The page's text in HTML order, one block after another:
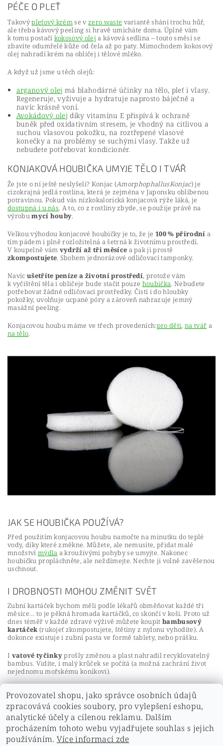
PÉČE O PLEŤ
Takovýpleťový krémse vzero waste variantě shání trochu hůř,
ale třeba kávový peeling si hravě umícháte doma. Úplně vám
k tomu postačí kokosový olej a kávová sedlina – touto směsí se
zbavíte odumřelé kůže od čela až po paty. Mimochodem kokosový
olej nahradí krém na obličej i tělové mléko.
A když už jsme u těch olejů:
arganový olej má blahodárné účinky na tělo, pleť i vlasy.
Regeneruje, vyživuje a hydratuje naprosto báječně a
navíc krásně voní.
Avokádový olej díky vitamínu E přispívá k ochraně
buněk před oxidativním stresem, je vhodný na citlivou a
suchou vlasovou pokožku, na roztřepené vlasové
konečky a na problémy se suchými vlasy. Takže už
nebudete potřebovat kondicionér.
KONJAKOVÁ HOUBIČKA UMYJE TĚLO I TVÁŘ
Že jste o ní ještě neslyšeli? Konjac (AmorphophallusKonjac) je
cizokrajná jedlá rostlina, která je zejména v Japonsku oblíbenou
potravinou. Pokud vás nízkokalorická konjacová rýže láká, je
dostupná i u nás. A to, co z rostliny zbyde, se použije právě na
výrobumycí houby.
Velkou výhodou konjacové houbičky je to, že je100 % přírodní a
tím pádem i plně rozložitelná a šetrná k životnímu prostředí.
V koupelně vám vydrží až tři měsíce a pak ji prostě
zkompostujete. Sbohem jednorázové odličovací tamponky.
Navíc ušetříte peníze a životní prostředí, protože vám
k vyčištění těla i obličeje bude stačit pouze houbička. Nebudete
potřebovat žádné odličovací prostředky. Čistí i do hloubky
pokožky, uvolňuje ucpané póry a zároveň nahrazuje jemný
masážní peeling.
Konjacovou houbu máme ve třech provedeních:pro děti, na tvář a
na tělo.
JAK SE HOUBIČKA POUŽÍVÁ?
Před použitím konjacovou houbu namočte na minutku do teplé
vody, díky které změkne. Můžete, ale nemusíte, přidat malé
množství mýdla a krouživými pohyby se umyjte. Nakonec
houbičku propláchněte, ale neždímejte. Nechte ji volně zavěšenou
uschnout.
I DROBNOSTI MOHOU ZMĚNIT SVĚT
Zubní kartáček bychom měli podle lékařů obměňovat každé tři
měsíce… to je pěkná hromada kartáčků, co skončí v koši. Proto už
dnes téměř v každé zdravé výživě můžete koupitbambusový
kartáček(rukojeť zkompostujete, štětiny z nylonu vyhodíte). A
dokonce existuje i zubní pasta ve formě tablety, nebo prášku.
I vatové tyčinkyprošly změnou a plast nahradil recyklovatelný
bambus. Vidíte, i malý krůček se počítá (a možná zachrání život
nejednomu mořskému koníkovi).
PŘEDCHOZÍ ČLÁNEK DALŠÍ ČLÁNEK
Provozovatel shopu, jako správce osobních údajů
zpracovává cookies soubory, pro vylepšení eshopu,
analytické účely a cílenou reklamu. Dalším
procházením tohoto webu vyjadřujete souhlas s jejich
používáním. Více informací zde